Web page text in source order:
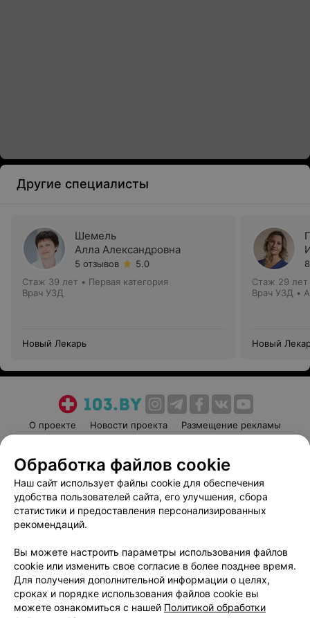
Другие специалисты
Шемель
Алла Александровна
5 отзывов
5.0
Стаж 39 лет • Первая категория
Врач УЗД
Новый Лекарь
Стаж 29 лет
Врач УЗД •
Новый
О проекте Новости проекта
Размещение рекламы
Пользовательское соглашение
Способы оплаты
Вакансии
Партнеры
Написать руководителю 103.by
Обработка персональных данных
Обработка файлов cookie
Наш сайт использует файлы cookie для обеспечения
удобства пользователей сайта, его улучшения, сбора
статистики и предоставления персонализированных
рекомендаций.
Вы можете настроить параметры использования файлов
cookie или изменить свое согласие в более позднее время.
Для получения дополнительной информации о целях,
сроках и порядке использования файлов cookie вы
можете ознакомиться с нашей Политикой обработки